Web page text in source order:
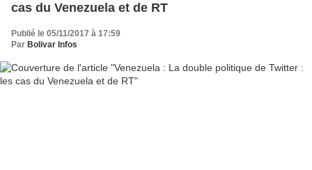
cas du Venezuela et de RT
Publié le 05/11/2017 à 17:59
Par Bolivar Infos